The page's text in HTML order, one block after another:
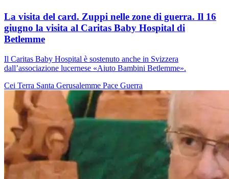
La visita del card. Zuppi nelle zone di guerra. Il 16
giugno la visita al Caritas Baby Hospital di
Betlemme
Il Caritas Baby Hospital è sostenuto anche in Svizzera
dall’associazione lucernese «Aiuto Bambini Betlemme».
Cei Terra Santa Gerusalemme Pace Guerra